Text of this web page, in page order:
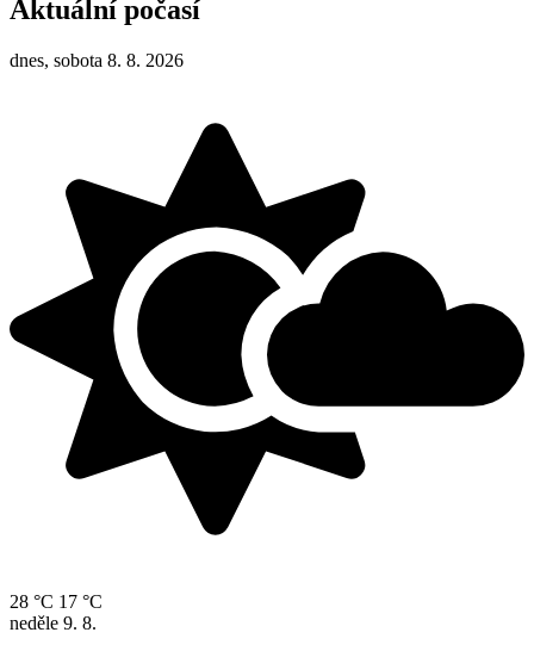
Aktuální počasí
dnes, sobota 8. 8. 2026
28 °C 17 °C
neděle 9. 8.